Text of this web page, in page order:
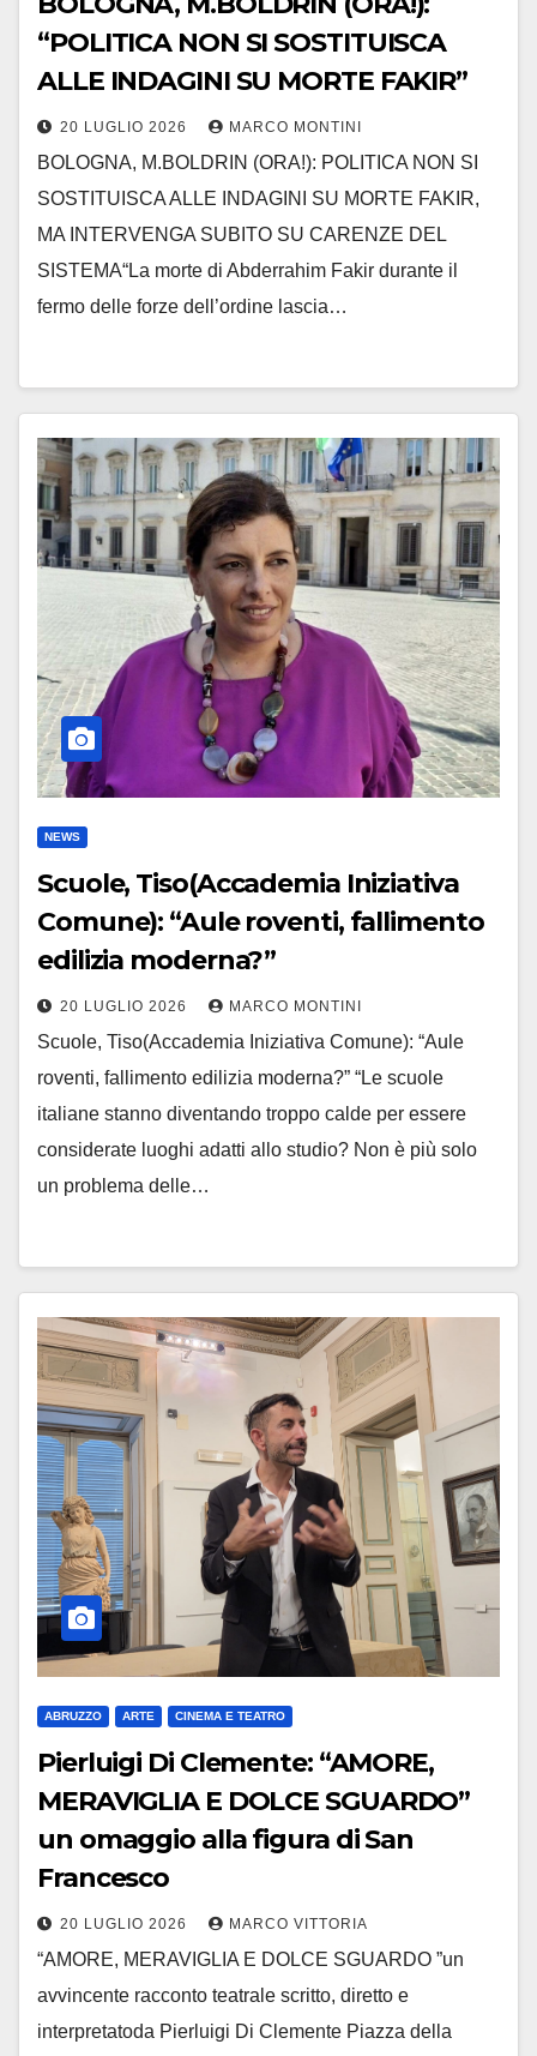
“POLITICA NON SI SOSTITUISCA
ALLE INDAGINI SU MORTE FAKIR”
20 LUGLIO 2026 MARCO MONTINI
BOLOGNA, M.BOLDRIN (ORA!): POLITICA NON SI
SOSTITUISCA ALLE INDAGINI SU MORTE FAKIR,
MA INTERVENGA SUBITO SU CARENZE DEL
SISTEMA“La morte di Abderrahim Fakir durante il
fermo delle forze dell’ordine lascia…
NEWS
Scuole, Tiso(Accademia Iniziativa
Comune): “Aule roventi, fallimento
edilizia moderna?”
20 LUGLIO 2026 MARCO MONTINI
Scuole, Tiso(Accademia Iniziativa Comune): “Aule
roventi, fallimento edilizia moderna?” “Le scuole
italiane stanno diventando troppo calde per essere
considerate luoghi adatti allo studio? Non è più solo
un problema delle…
ABRUZZO ARTE CINEMA E TEATRO
Pierluigi Di Clemente: “AMORE,
MERAVIGLIA E DOLCE SGUARDO”
un omaggio alla figura di San
Francesco
20 LUGLIO 2026 MARCO VITTORIA
“AMORE, MERAVIGLIA E DOLCE SGUARDO ”un
avvincente racconto teatrale scritto, diretto e
interpretatoda Pierluigi Di Clemente Piazza della